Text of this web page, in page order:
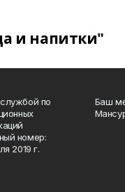
и напитки"
по
номер:
2019 г.
Баш